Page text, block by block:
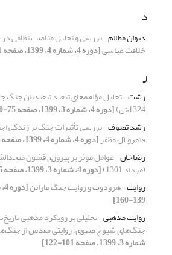
د
دیوان مظالم بررسی و تحلیل مناصب نظامی
خلافت عباسی[دوره 4، شماره 4، 1399، صفحه 1-22]
ر
رشت
1324ش)
[دوره 4، شماره 3، 1399، صفحه 75-100]
رشد تصوف بررسی تأثیرات جنگ بر زندگی
قلمرو آل مظفر[دوره 4، شماره 4، 1399، صفحه 47-70]
رضاخان عوامل موثر بر پیروزی قشون
(مرداد 1301)
[دوره 4، شماره 3، 1399، صفحه 55-73]
روایت هرودوت و روایت جنگ ماراتن
139-160]
روایت مذهبی تحلیلی بر رویکرد مذهبی
جنگ‌های شیوخ صفوی؛ روایتی مقدس از
شماره 3، 1399، صفحه 101-122]